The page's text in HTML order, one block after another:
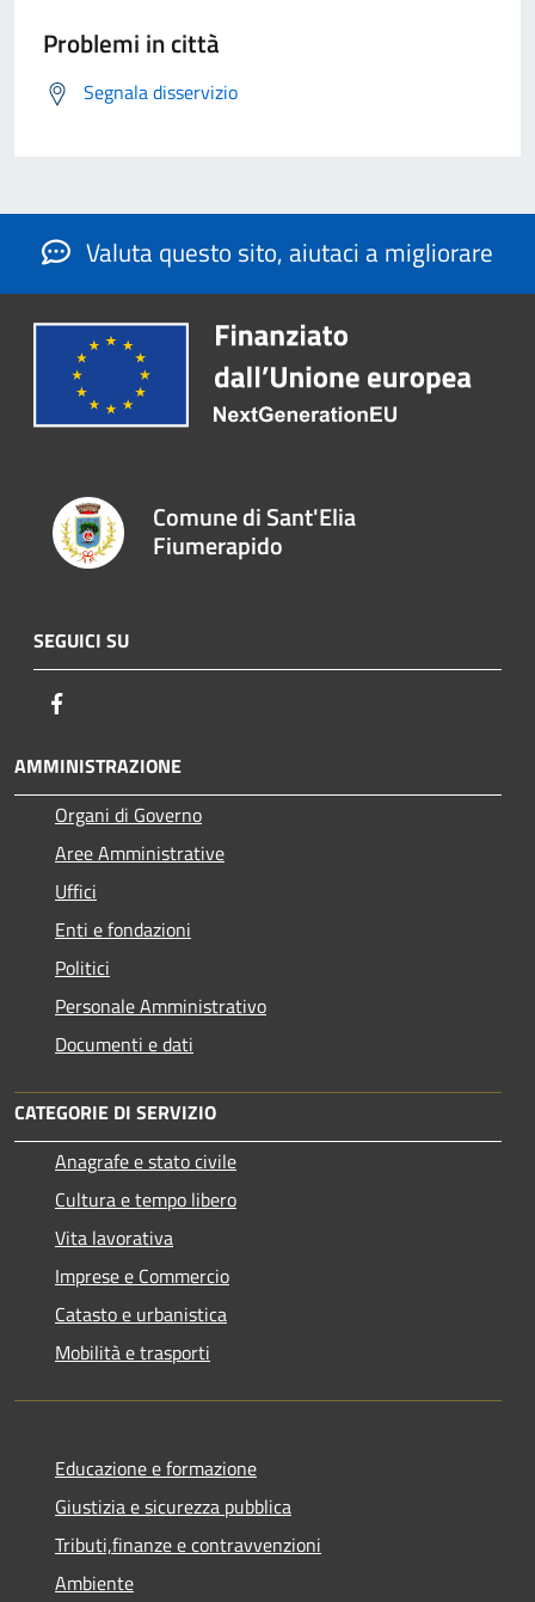
Problemi in città
Segnala disservizio
Valuta questo sito, aiutaci a migliorare
Comune di Sant'Elia
Fiumerapido
SEGUICI SU
AMMINISTRAZIONE
Organi di Governo
Aree Amministrative
Uffici
Enti e fondazioni
Politici
Personale Amministrativo
Documenti e dati
CATEGORIE DI SERVIZIO
Anagrafe e stato civile
Cultura e tempo libero
Vita lavorativa
Imprese e Commercio
Catasto e urbanistica
Mobilità e trasporti
Educazione e formazione
Giustizia e sicurezza pubblica
Tributi,finanze e contravvenzioni
Ambiente